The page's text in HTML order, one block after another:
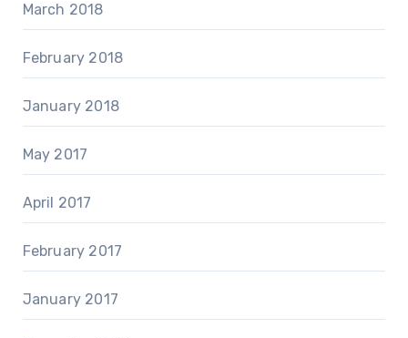
March 2018
February 2018
January 2018
May 2017
April 2017
February 2017
January 2017